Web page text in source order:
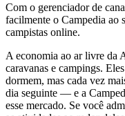
Com o gerenciador de
facilmente o Campedia ao
campistas online.
A economia ao ar livre da
caravanas e campings.
dormem, mas cada vez
dia seguinte — e a
esse mercado. Se você